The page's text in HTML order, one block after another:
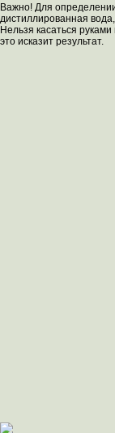
Важно! Для
дистиллированная
Нельзя касаться
это исказит результат.